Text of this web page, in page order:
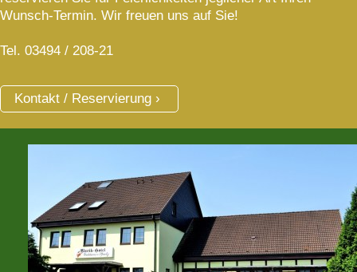
Wunsch-Termin. Wir freuen uns auf Sie!
Tel. 03494 / 208-21
Kontakt / Reservierung